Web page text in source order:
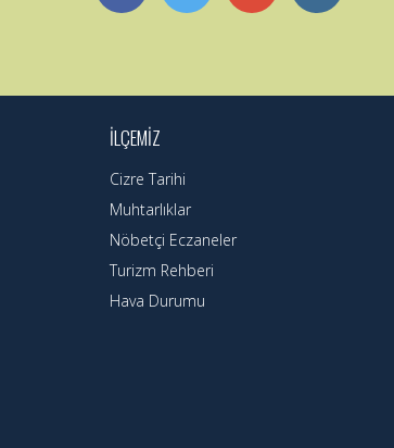
İLÇEMIZ
Cizre Tarihi
Muhtarlıklar
Nöbetçi Eczaneler
Turizm Rehberi
Hava Durumu